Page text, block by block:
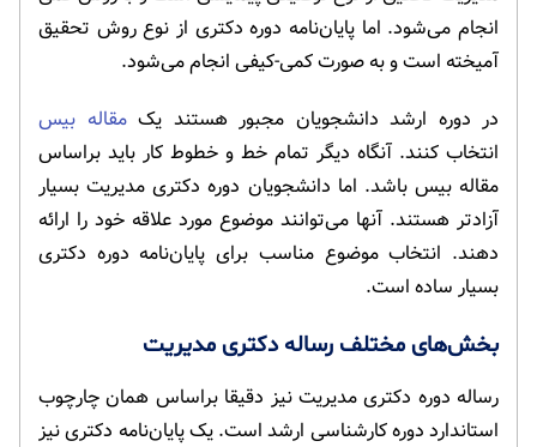
انجام می‌شود. اما پایان‌نامه دوره دکتری از نوع روش تحقیق
آمیخته است و به صورت کمی-کیفی انجام می‌شود.
در دوره ارشد دانشجویان مجبور هستند یکمقاله بیس
انتخاب کنند. آنگاه دیگر تمام خط و خطوط کار باید براساس
مقاله بیس باشد. اما دانشجویان دوره دکتری مدیریت بسیار
آزادتر هستند. آنها می‌توانند موضوع مورد علاقه خود را ارائه
دهند. انتخاب موضوع مناسب برای پایان‌نامه دوره دکتری
بسیار ساده است.
بخش‌های مختلف رساله دکتری مدیریت
رساله دوره دکتری مدیریت نیز دقیقا براساس همان چارچوب
استاندارد دوره کارشناسی ارشد است. یک پایان‌نامه دکتری نیز